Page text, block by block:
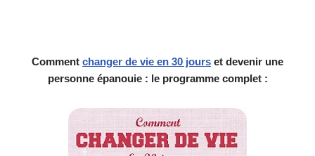
Comment changer de vie en 30 jours et devenir une
personne épanouie : le programme complet :